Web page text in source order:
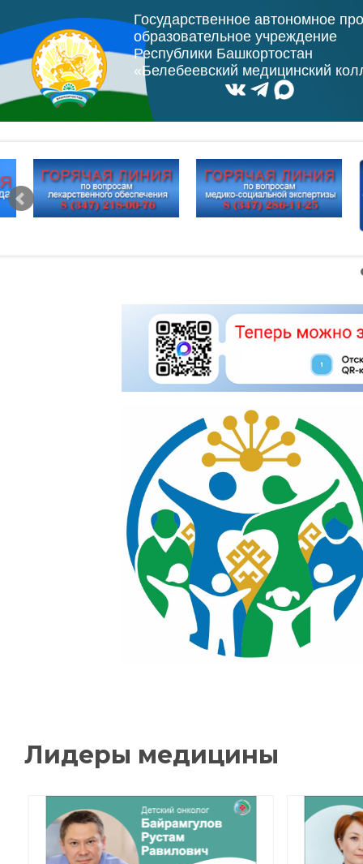
Государственное автономное
образовательное учреждение
Республики Башкортостан
«Белебеевский медицинский